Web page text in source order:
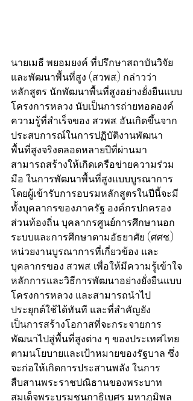
นายเมธี พยอมยงค์ ที่ปรึกษาสถาบันวิจัย
และพัฒนาพื้นที่สูง (สวพส.) กล่าวว่า
หลักสูตร นักพัฒนาพื้นที่สูงอย่างยั่งยืนแบบ
โครงการหลวง นับเป็นการถ่ายทอดองค์
ความรู้ที่สำเร็จของ สวพส. อันเกิดขึ้นจาก
ประสบการณ์ในการปฏิบัติงานพัฒนา
พื้นที่สูงจริงตลอดหลายปีที่ผ่านมา
สามารถสร้างให้เกิดเครือข่ายความร่วม
มือ ในการพัฒนาพื้นที่สูงแบบบูรณาการ
โดยผู้เข้ารับการอบรมหลักสูตรในปีนี้จะมี
ทั้งบุคลากรของภาครัฐ องค์กรปกครอง
ส่วนท้องถิ่น บุคลากรศูนย์การศึกษานอก
ระบบและการศึกษาตามอัธยาศัย (ศศช.)
หน่วยงานบูรณาการที่เกี่ยวข้อง และ
บุคลากรของ สวพส. เพื่อให้มีความรู้เข้าใจ
หลักการและวิธีการพัฒนาอย่างยั่งยืนแบบ
โครงการหลวง และสามารถนำไป
ประยุกต์ใช้ได้ทันที และที่สำคัญยัง
เป็นการสร้างโอกาสที่จะกระจายการ
พัฒนาไปสู่พื้นที่สูงต่าง ๆ ของประเทศไทย
ตามนโยบายและเป้าหมายของรัฐบาล ซึ่ง
จะก่อให้เกิดการประสานพลัง ในการ
สืบสานพระราชปณิธานของพระบาท
สมเด็จพระบรมชนกาธิเบศร มหาภูมิพล